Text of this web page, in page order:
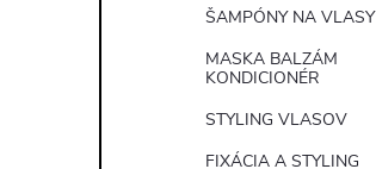
ŠAMPÓNY NA VLASY
MASKA BALZÁM
KONDICIONÉR
STYLING VLASOV
FIXÁCIA A STYLING